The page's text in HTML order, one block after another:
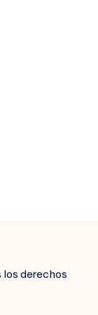
los derechos